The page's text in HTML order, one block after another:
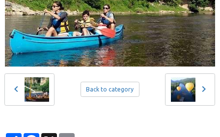
Back to category